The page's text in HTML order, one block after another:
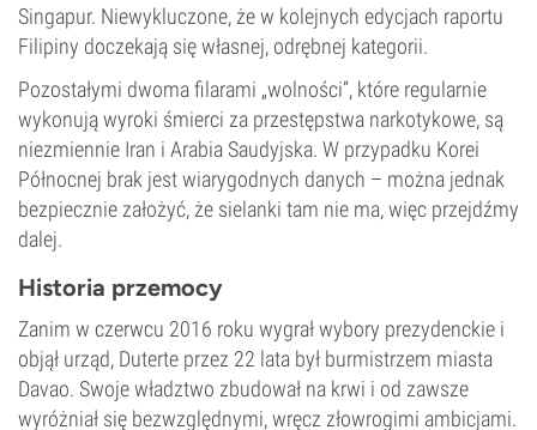
Singapur. Niewykluczone, że w kolejnych edycjach raportu
Filipiny doczekają się własnej, odrębnej kategorii.
Pozostałymi dwoma filarami „wolności”, które regularnie
wykonują wyroki śmierci za przestępstwa narkotykowe, są
niezmiennie Iran i Arabia Saudyjska. W przypadku Korei
Północnej brak jest wiarygodnych danych – można jednak
bezpiecznie założyć, że sielanki tam nie ma, więc przejdźmy
dalej.
Historia przemocy
Zanim w czerwcu 2016 roku wygrał wybory prezydenckie i
objął urząd, Duterte przez 22 lata był burmistrzem miasta
Davao. Swoje władztwo zbudował na krwi i od zawsze
wyróżniał się bezwzględnymi, wręcz złowrogimi ambicjami.